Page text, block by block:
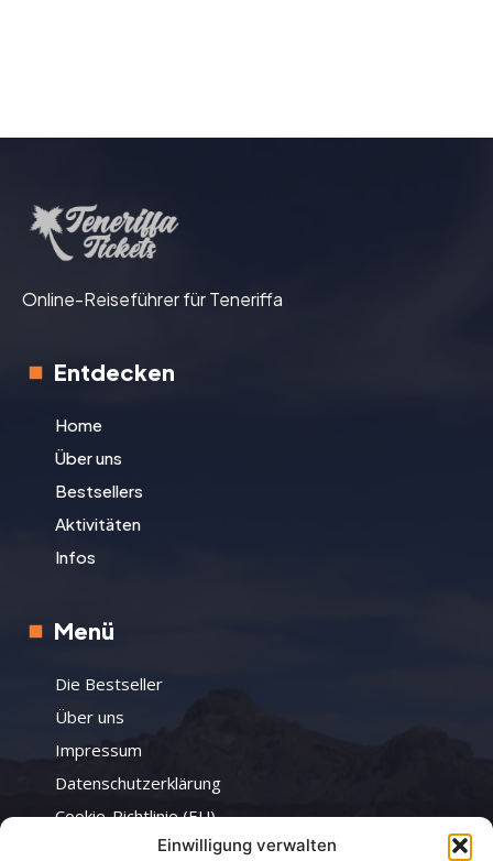
Einwilligung verwalten
Online-Reiseführer für Teneriffa
Entdecken
Home
Über uns
Bestsellers
Aktivitäten
Infos
Menü
Die Bestseller
Über uns
Impressum
Datenschutzerklärung
Cookie-Richtlinie (EU)